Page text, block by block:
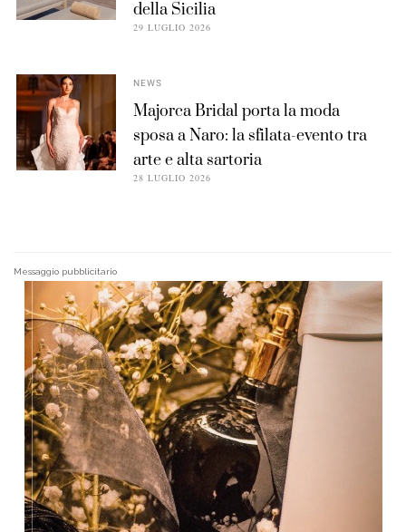
della Sicilia
29 LUGLIO 2026
NEWS
Majorca Bridal porta la moda
sposa a Naro: la sfilata-evento tra
arte e alta sartoria
28 LUGLIO 2026
Messaggio pubblicitario